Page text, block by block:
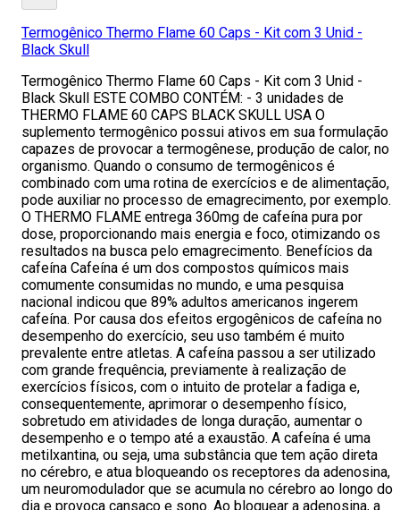
Termogênico Thermo Flame 60 Caps - Kit com 3 Unid -
Black Skull
Termogênico Thermo Flame 60 Caps - Kit com 3 Unid -
Black Skull ESTE COMBO CONTÉM: - 3 unidades de
THERMO FLAME 60 CAPS BLACK SKULL USA O
suplemento termogênico possui ativos em sua formulação
capazes de provocar a termogênese, produção de calor, no
organismo. Quando o consumo de termogênicos é
combinado com uma rotina de exercícios e de alimentação,
pode auxiliar no processo de emagrecimento, por exemplo.
O THERMO FLAME entrega 360mg de cafeína pura por
dose, proporcionando mais energia e foco, otimizando os
resultados na busca pelo emagrecimento. Benefícios da
cafeína Cafeína é um dos compostos químicos mais
comumente consumidas no mundo, e uma pesquisa
nacional indicou que 89% adultos americanos ingerem
cafeína. Por causa dos efeitos ergogênicos de cafeína no
desempenho do exercício, seu uso também é muito
prevalente entre atletas. A cafeína passou a ser utilizado
com grande frequência, previamente à realização de
exercícios físicos, com o intuito de protelar a fadiga e,
consequentemente, aprimorar o desempenho físico,
sobretudo em atividades de longa duração, aumentar o
desempenho e o tempo até a exaustão. A cafeína é uma
metilxantina, ou seja, uma substância que tem ação direta
no cérebro, e atua bloqueando os receptores da adenosina,
um neuromodulador que se acumula no cérebro ao longo do
dia e provoca cansaço e sono. Ao bloquear a adenosina, a